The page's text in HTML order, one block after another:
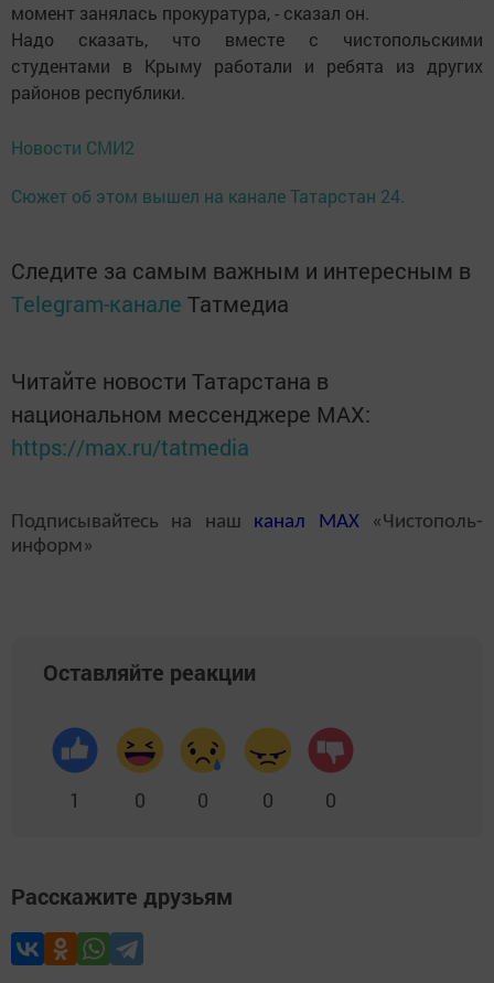
момент занялась прокуратура, - сказал он.
Надо сказать, что вместе с чистопольскими
студентами в Крыму работали и ребята из других
районов республики.
Новости СМИ2
Сюжет об этом вышел на канале Татарстан 24.
Следите за самым важным и интересным в
Telegram-канале Татмедиа
Читайте новости Татарстана в
национальном мессенджере MАХ:
https://max.ru/tatmedia
Подписывайтесь на наш канал MAX«Чистополь-
информ»
Оставляйте реакции
1 0 0 0 0
Расскажите друзьям